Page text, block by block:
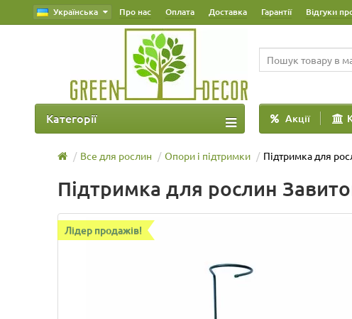
Українська Про нас Оплата Доставка Гарантії Відгуки
Акції
Категорії
Все для рослин Опори і підтримки Підтримка для
Підтримка для рослин
Лідер продажів!